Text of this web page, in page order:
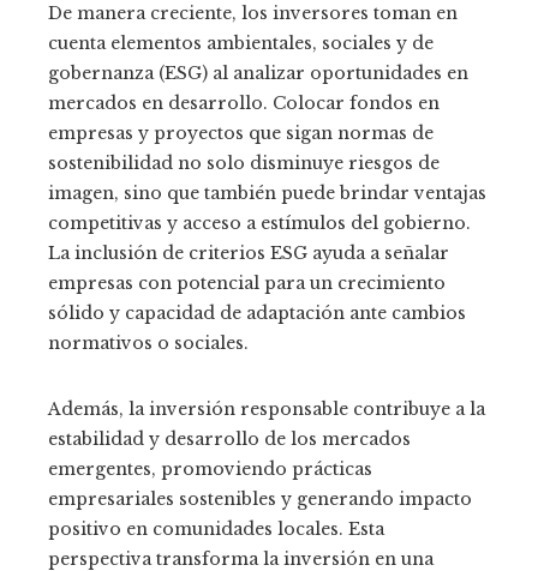
De manera creciente, los inversores toman en
cuenta elementos ambientales, sociales y de
gobernanza (ESG) al analizar oportunidades en
mercados en desarrollo. Colocar fondos en
empresas y proyectos que sigan normas de
sostenibilidad no solo disminuye riesgos de
imagen, sino que también puede brindar ventajas
competitivas y acceso a estímulos del gobierno.
La inclusión de criterios ESG ayuda a señalar
empresas con potencial para un crecimiento
sólido y capacidad de adaptación ante cambios
normativos o sociales.
Además, la inversión responsable contribuye a la
estabilidad y desarrollo de los mercados
emergentes, promoviendo prácticas
empresariales sostenibles y generando impacto
positivo en comunidades locales. Esta
perspectiva transforma la inversión en una